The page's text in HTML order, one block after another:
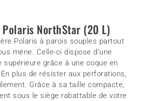
NorthStar (20 L)
Polaris à parois souples partout
mène. Celle-ci dispose d’une
supérieure grâce à une coque en
plus de résister aux perforations,
Grâce à sa taille compacte,
sous le siège rabattable de votre